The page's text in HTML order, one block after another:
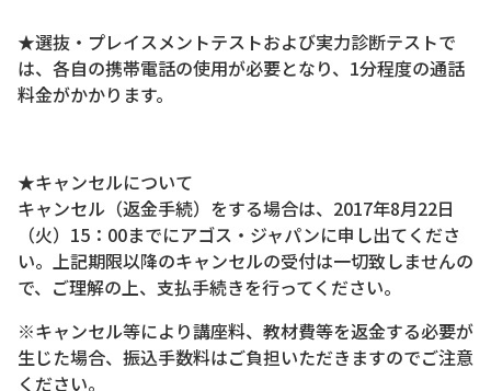
★選抜・プレイスメントテストおよび実力診断テストで
は、各自の携帯電話の使用が必要となり、1分程度の通話
料金がかかります。
★キャンセルについて
キャンセル（返金手続）をする場合は、2017年8月22日
（火）15：00までにアゴス・ジャパンに申し出てくださ
い。上記期限以降のキャンセルの受付は一切致しませんの
で、ご理解の上、支払手続きを行ってください。
※キャンセル等により講座料、教材費等を返金する必要が
生じた場合、振込手数料はご負担いただきますのでご注意
ください。